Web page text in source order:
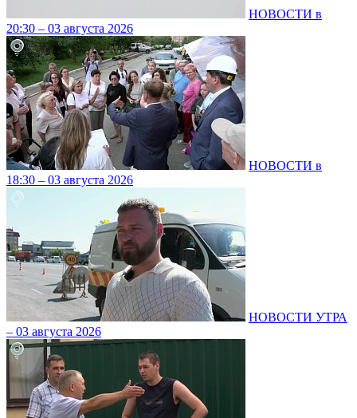
НОВОСТИ в
20:30 – 03 августа 2026
НОВОСТИ в
18:30 – 03 августа 2026
НОВОСТИ УТРА
– 03 августа 2026